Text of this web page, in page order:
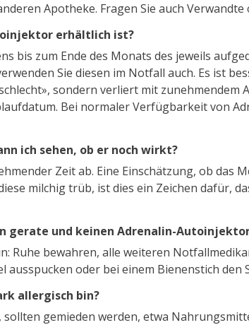
Apotheke. Fragen Sie auch
erhältlich ist?
bis zum Ende des Monats des jeweils
Sie diesen im Notfall auch. Es ist
sondern verliert mit
Bei normaler Verfügbarkeit von
ich sehen, ob er noch wirkt?
Zeit ab. Eine Einschätzung, ob das
milchig trüb, ist dies ein Zeichen dafür,
gerate und keinen Adrenalin-
Ruhe bewahren, alle weiteren
oder bei einem Bienenstich den
allergisch bin?
gemieden werden, etwa